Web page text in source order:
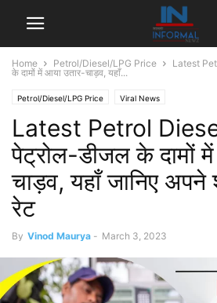
Home Petrol/Diesel/LPG Price
Latest
के दामों में आया उतार-चाड़व, यहाँ...
Petrol/Diesel/LPG Price Viral News
Latest Petrol
पेट्रोल-डीजल के दामों
चाड़व, यहाँ जानिए अपने
रेट
By Vinod Maurya - March 3, 2023